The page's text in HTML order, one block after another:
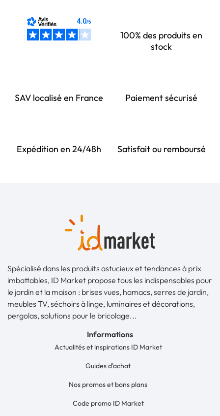
100% des produits en
stock
SAV localisé en France Paiement sécurisé
Expédition en 24/48h Satisfait ou remboursé
Spécialisé dans les produits astucieux et tendances à prix
imbattables, ID Market propose tous les indispensables pour
le jardin et la maison : brises vues, hamacs, serres de jardin,
meubles TV, séchoirs à linge, luminaires et décorations,
pergolas, solutions pour le bricolage...
Informations
Actualités et inspirations ID Market
Guides d'achat
Nos promos et bons plans
Code promo ID Market